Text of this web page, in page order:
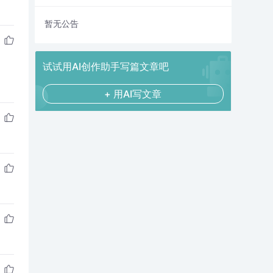
暂无公告
试试用AI创作助手写篇文章吧
+ 用AI写文章